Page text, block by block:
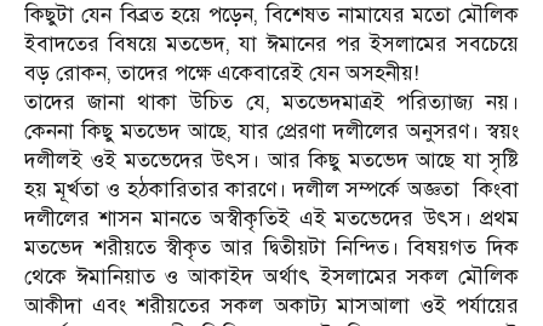
কিছুটা যেন বিব্রত হয়ে পড়েন, বিশেষত নামাযের মতো মৌলিক
ইবাদতের বিষয়ে মতভেদ, যা ঈমানের পর ইসলামের সবচেয়ে
বড় রোকন, তাদের পক্ষে একেবারেই যেন অসহনীয়!
তাদের জানা থাকা উচিত যে, মতভেদমাত্রই পরিত্যাজ্য নয়।
কেননা কিছু মতভেদ আছে, যার প্রেরণা দলীলের অনুসরণ। স্বয়ং
দলীলই ওই মতভেদের উৎস। আর কিছু মতভেদ আছে যা সৃষ্টি
হয় মূর্খতা ও হঠকারিতার কারণে। দলীল সম্পর্কে অজ্ঞতা কিংবা
দলীলের শাসন মানতে অস্বীকৃতিই এই মতভেদের উৎস। প্রথম
মতভেদ শরীয়তে স্বীকৃত আর দ্বিতীয়টা নিন্দিত। বিষয়গত দিক
থেকে ঈমানিয়াত ও আকাইদ অর্থাৎ ইসলামের সকল মৌলিক
আকীদা এবং শরীয়তের সকল অকাট্য মাসআলা ওই পর্যায়ের